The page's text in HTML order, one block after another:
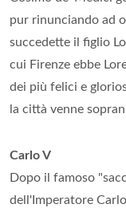
pur rinunciando ad
succedette il figlio
cui Firenze ebbe
dei più felici e
la città venne
Carlo V
Dopo il famoso
dell'Imperatore